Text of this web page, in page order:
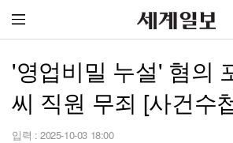
'영업비밀 누설' 혐의
씨 직원 무죄 [사건수
입력 : 2025-10-03 18:00